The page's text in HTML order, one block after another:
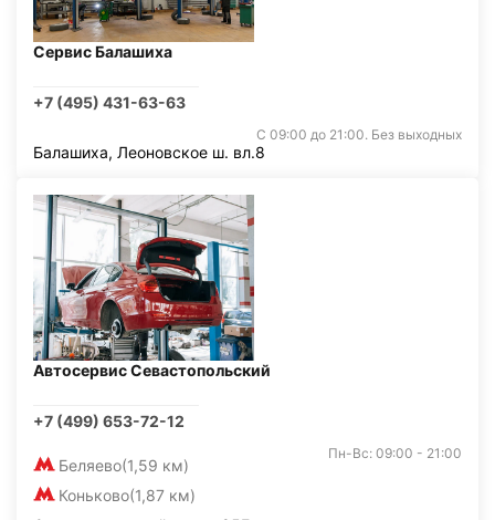
Сервис Балашиха
+7 (495) 431-63-63
С 09:00 до 21:00. Без выходных
Балашиха, Леоновское ш. вл.8
Автосервис Севастопольский
+7 (499) 653-72-12
Беляево(1,59 км)
Коньково(1,87 км)
Пн-Вс: 09:00 - 21:00